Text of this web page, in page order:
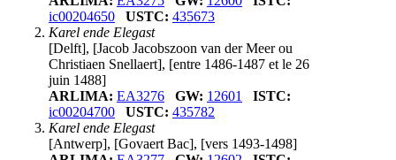
ic00204650
USTC: 435673
Karel ende Elegast
[Delft], [Jacob Jacobszoon van der Meer ou
Christiaen Snellaert], [entre 1486-1487 et le 26
juin 1488]
ARLIMA: EA3276 GW: 12601
ISTC:
ic00204700
USTC: 435782
Karel ende Elegast
[Antwerp], [Govaert Bac], [vers 1493-1498]